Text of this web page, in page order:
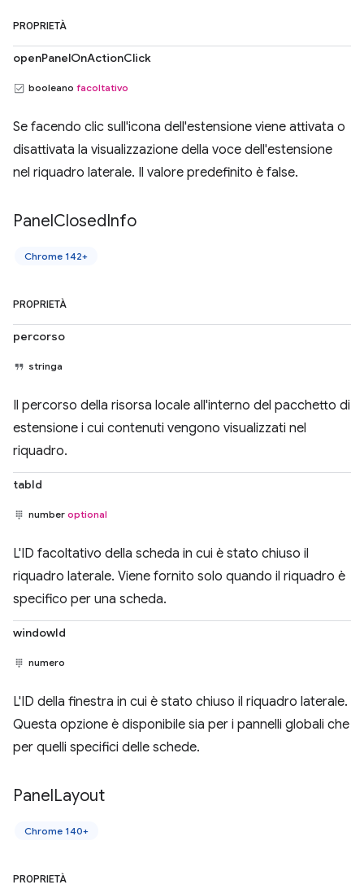
PROPRIETÀ
openPanelOnActionClick
booleano facoltativo
Se facendo clic sull'icona dell'estensione viene attivata o
disattivata la visualizzazione della voce dell'estensione
nel riquadro laterale. Il valore predefinito è false.
PanelClosedInfo
Chrome 142+
PROPRIETÀ
percorso
stringa
Il percorso della risorsa locale all'interno del pacchetto di
estensione i cui contenuti vengono visualizzati nel
riquadro.
tabId
number optional
L'ID facoltativo della scheda in cui è stato chiuso il
riquadro laterale. Viene fornito solo quando il riquadro è
specifico per una scheda.
windowId
numero
L'ID della finestra in cui è stato chiuso il riquadro laterale.
Questa opzione è disponibile sia per i pannelli globali che
per quelli specifici delle schede.
PanelLayout
Chrome 140+
PROPRIETÀ